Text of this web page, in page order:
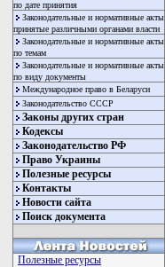
по дате принятия
Законодательные и нормативные акты
принятые различными органами власти
Законодательные и нормативные акты
по темам
Законодательные и нормативные акты
по виду документы
Международное право в Беларуси
Законодательство СССР
Законы других стран
Кодексы
Законодательство РФ
Право Украины
Полезные ресурсы
Контакты
Новости сайта
Поиск документа
Полезные ресурсы